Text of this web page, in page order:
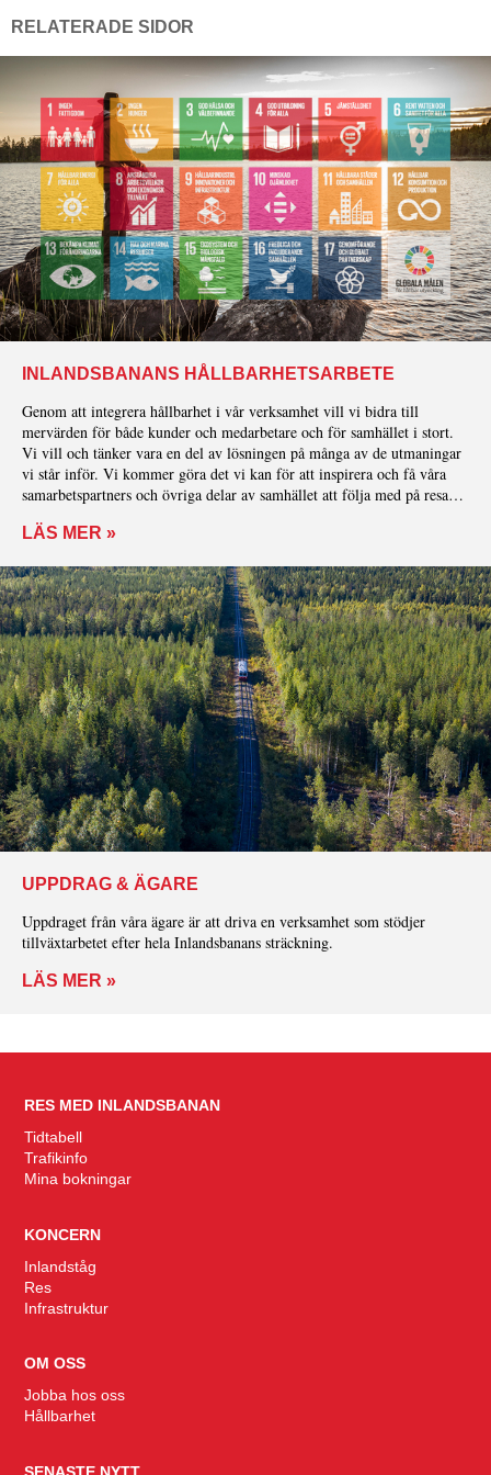
RELATERADE SIDOR
INLANDSBANANS HÅLLBARHETSARBETE
Genom att integrera hållbarhet i vår verksamhet vill vi bidra till
mervärden för både kunder och medarbetare och för samhället i stort.
Vi vill och tänker vara en del av lösningen på många av de utmaningar
vi står inför. Vi kommer göra det vi kan för att inspirera och få våra
samarbetspartners och övriga delar av samhället att följa med på resan
LÄS MER »
UPPDRAG & ÄGARE
Uppdraget från våra ägare är att driva en verksamhet som stödjer
tillväxtarbetet efter hela Inlandsbanans sträckning.
LÄS MER »
RES MED INLANDSBANAN
Tidtabell
Trafikinfo
Mina bokningar
KONCERN
Inlandståg
Res
Infrastruktur
OM OSS
Jobba hos oss
Hållbarhet
SENASTE NYTT